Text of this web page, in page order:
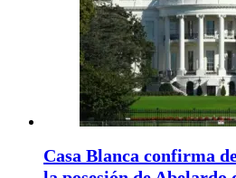
Casa Blanca confirma